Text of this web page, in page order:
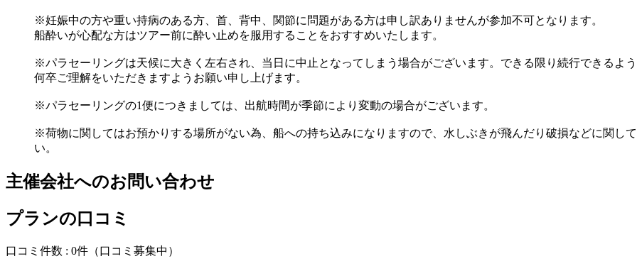
※妊娠中の方や重い持病のある方、首、背中、関節に問題がある方は申し訳ありませんが参加不可となります。
船酔いが心配な方はツアー前に酔い止めを服用することをおすすめいたします。
※パラセーリングは天候に大きく左右され、当日に中止となってしまう場合がございます。できる限り続行できるよ
何卒ご理解をいただきますようお願い申し上げます。
※パラセーリングの1便につきましては、出航時間が季節により変動の場合がございます。
※荷物に関してはお預かりする場所がない為、船への持ち込みになりますので、水しぶきが飛んだり破損などに関し
い。
主催会社へのお問い合わせ
プランの口コミ
口コミ件数 : 0件 （口コミ募集中）